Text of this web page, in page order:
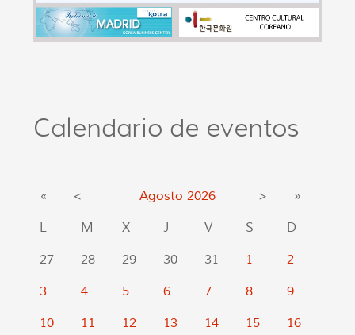
Calendario de eventos
« < Agosto 2026 >
»
L
M X J V S
D
27
28 29 30 31 1
2
3
4 5 6 7 8
9
10
11 12 13 14 15
16